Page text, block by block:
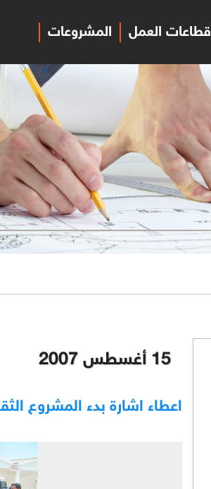
المشروعات قطاعات العمل
15 أغسطس 2007
اعطاء اشارة بدء المشروع